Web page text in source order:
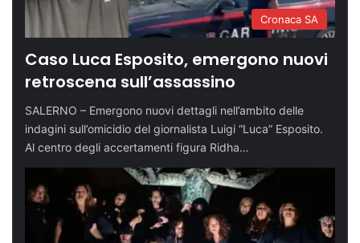
Cronaca SA
Caso Luca Esposito, emergono nuovi
retroscena sull’assassino
SALERNO – Emergono nuovi dettagli nell’ambito delle
indagini sull’omicidio del giornalista Luigi “Luca” Esposito.
Al centro degli accertamenti figura Ridha…